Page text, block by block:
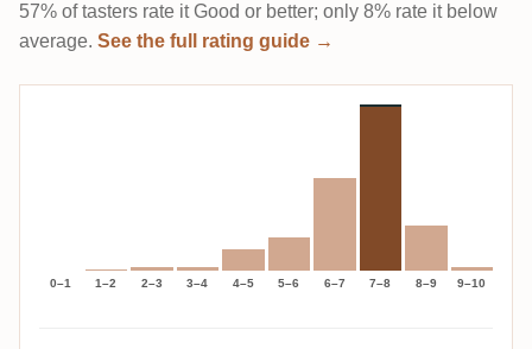
57% of tasters rate it Good or better; only 8% rate it below
average. See the full rating guide →
0–1 1–2 2–3 3–4 4–5 5–6 6–7 7–8 8–9 9–10